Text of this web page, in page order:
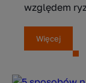
względem
Więcej